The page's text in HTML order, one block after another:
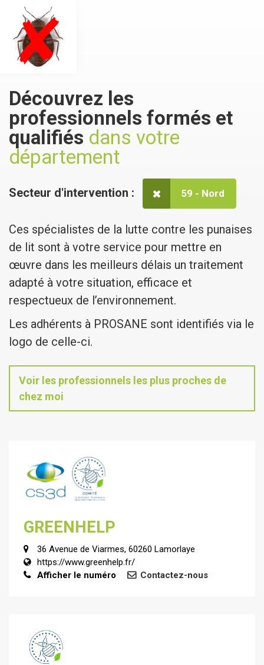
Découvrez les
professionnels formés et
qualifiés dans votre
département
Secteur d'intervention : 59 - Nord
Ces spécialistes de la lutte contre les punaises
de lit sont à votre service pour mettre en
œuvre dans les meilleurs délais un traitement
adapté à votre situation, efficace et
respectueux de l’environnement.
Les adhérents à PROSANE sont identifiés via le
logo de celle-ci.
Voir les professionnels les plus proches de
chez moi
GREENHELP
36 Avenue de Viarmes, 60260 Lamorlaye
https://www.greenhelp.fr/
Afficher le numéro
Contactez-nous